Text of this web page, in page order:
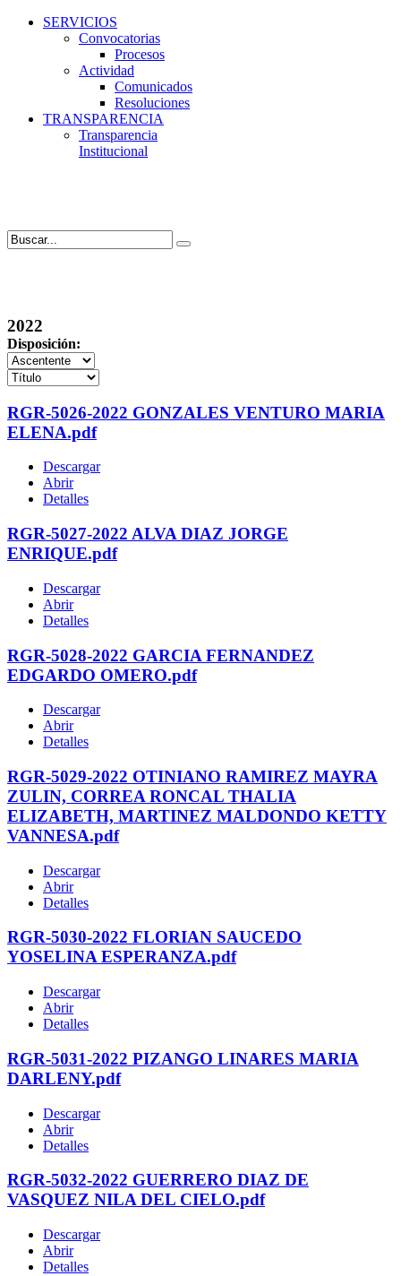
SERVICIOS
Convocatorias
Procesos
Actividad
Comunicados
Resoluciones
TRANSPARENCIA
Transparencia
Institucional
2022
Disposición:
RGR-5026-2022 GONZALES VENTURO MARIA
ELENA.pdf
Descargar
Abrir
Detalles
RGR-5027-2022 ALVA DIAZ JORGE
ENRIQUE.pdf
Descargar
Abrir
Detalles
RGR-5028-2022 GARCIA FERNANDEZ
EDGARDO OMERO.pdf
Descargar
Abrir
Detalles
RGR-5029-2022 OTINIANO RAMIREZ MAYRA
ZULIN, CORREA RONCAL THALIA
ELIZABETH, MARTINEZ MALDONDO KETTY
VANNESA.pdf
Descargar
Abrir
Detalles
RGR-5030-2022 FLORIAN SAUCEDO
YOSELINA ESPERANZA.pdf
Descargar
Abrir
Detalles
RGR-5031-2022 PIZANGO LINARES MARIA
DARLENY.pdf
Descargar
Abrir
Detalles
RGR-5032-2022 GUERRERO DIAZ DE
VASQUEZ NILA DEL CIELO.pdf
Descargar
Abrir
Detalles